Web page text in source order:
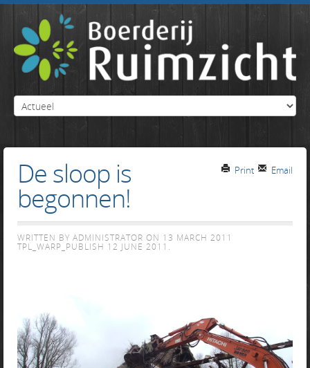
Email
Print
De sloop is
begonnen!
WRITTEN BY ADMINISTRATOR ON 13 MARCH 2011
TPL_WARP_PUBLISH 12 JUNE 2011 .